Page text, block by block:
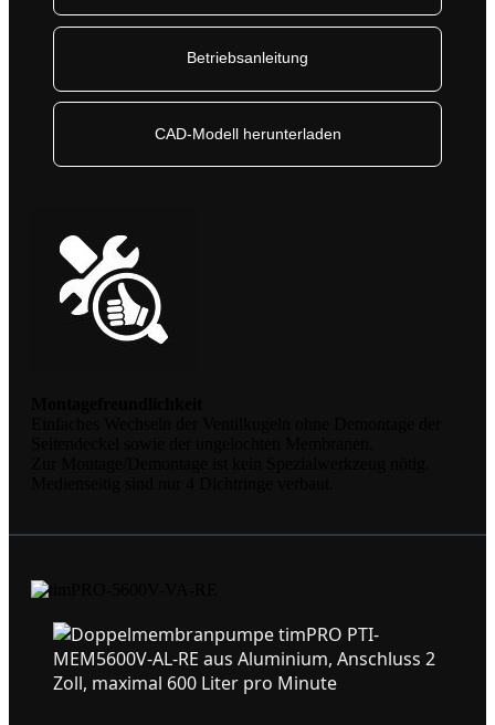
Betriebsanleitung
CAD-Modell herunterladen